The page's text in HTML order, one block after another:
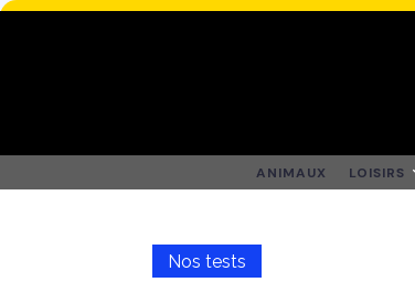
ANIMAUX LOISIRS
Nos tests